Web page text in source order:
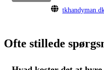
Ofte stillede